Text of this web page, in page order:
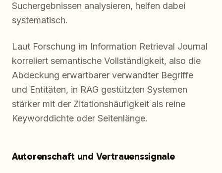
Suchergebnissen analysieren, helfen dabei
systematisch.
Laut Forschung im Information Retrieval Journal
korreliert semantische Vollständigkeit, also die
Abdeckung erwartbarer verwandter Begriffe
und Entitäten, in RAG gestützten Systemen
stärker mit der Zitationshäufigkeit als reine
Keyworddichte oder Seitenlänge.
Autorenschaft und Vertrauenssignale